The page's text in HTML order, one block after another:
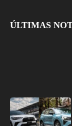
ÚLTIMAS